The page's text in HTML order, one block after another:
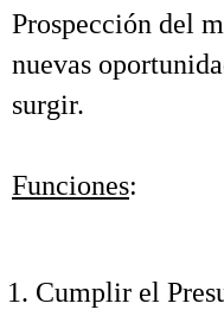
Prospección del
nuevas
surgir.
Funciones:
Cumplir el